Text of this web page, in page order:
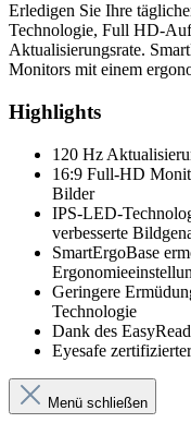
Erledigen Sie Ihre
Technologie, Full HD-
Aktualisierungsrate.
Monitors mit einem
Highlights
120 Hz
16:9 Full-HD
Bilder
IPS-LED-
verbesserte
SmartErgoBase
Geringere
Technologie
Dank des
Eyesafe
Menü schließen